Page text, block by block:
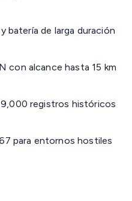
batería de larga duración
con alcance hasta 15 km
registros históricos
para entornos hostiles